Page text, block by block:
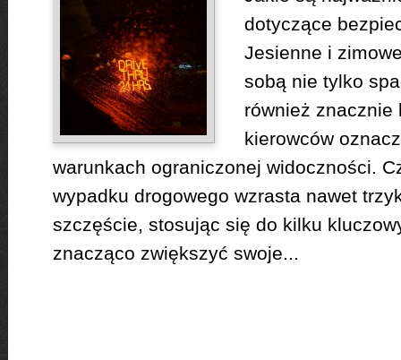
dotyczące
Jesienne i
sobą nie tylko
również znacznie
kierowców
warunkach ograniczonej widoczności.
wypadku drogowego wzrasta nawet
szczęście, stosując się do kilku
znacząco zwiększyć swoje...